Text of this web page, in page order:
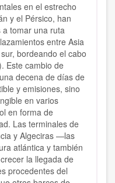
en el estrecho
y el Pérsico, han
a tomar una ruta
entre Asia
bordeando el cabo
Este cambio de
decena de días de
y emisiones, sino
en varios
en forma de
Las terminales de
y Algeciras —las
atlántica y también
la llegada de
procedentes del